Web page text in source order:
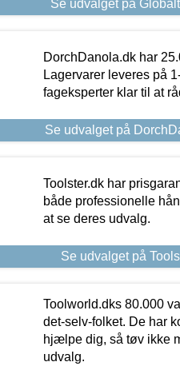
Se udvalget på
DorchDanola.dk har
Lagervarer leveres på
fageksperter klar til at
Se udvalget på
Toolster.dk har
både professionelle
at se deres udvalg.
Se udvalget på
Toolworld.dks 80.000
det-selv-folket. De har
hjælpe dig, så tøv ikke
udvalg.